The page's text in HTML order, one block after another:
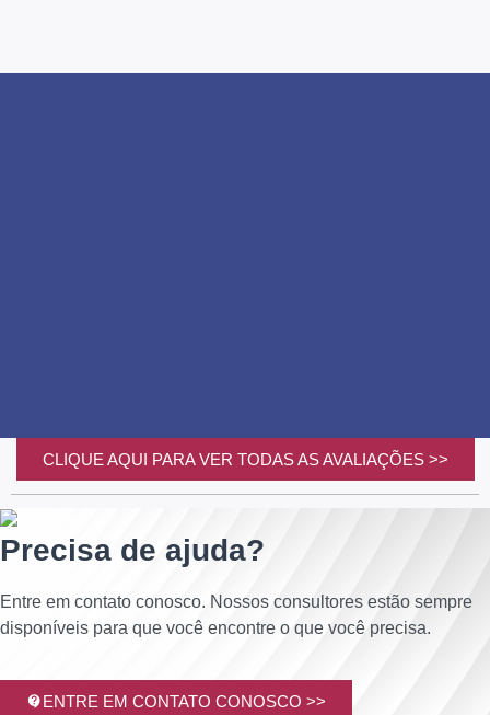
CLIQUE AQUI PARA VER TODAS AS AVALIAÇÕES >>
Precisa de ajuda?
Entre em contato conosco. Nossos consultores estão sempre
disponíveis para que você encontre o que você precisa.
ENTRE EM CONTATO CONOSCO >>